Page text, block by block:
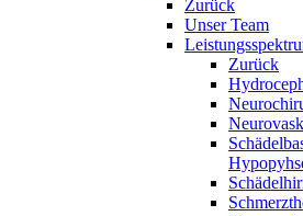
Zurück
Unser Team
Zurück